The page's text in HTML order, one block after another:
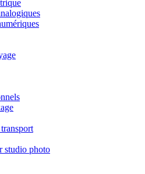
studio photo